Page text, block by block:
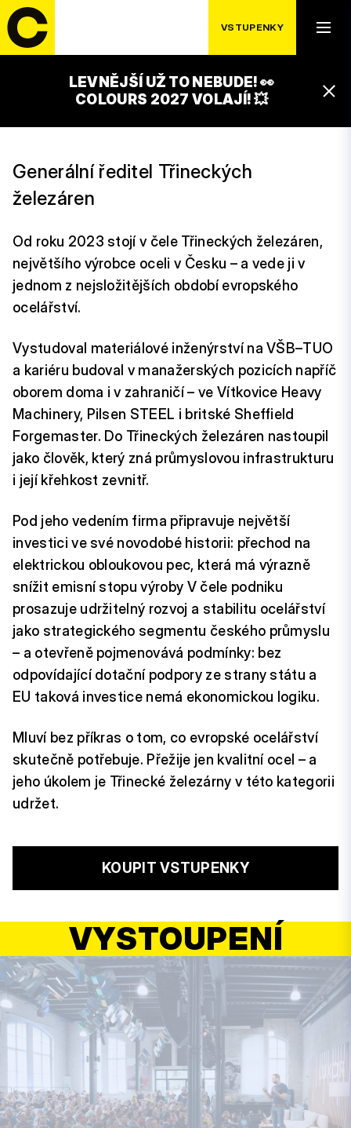
VSTUPENKY
LEVNĚJŠÍ UŽ TO NEBUDE! 👀
COLOURS 2027 VOLAJÍ! 💥
ROMAN HEIDE
Generální ředitel Třineckých
železáren
Od roku 2023 stojí v čele Třineckých železáren,
největšího výrobce oceli v Česku – a vede ji v
jednom z nejsložitějších období evropského
ocelářství.
Vystudoval materiálové inženýrství na VŠB–TUO
a kariéru budoval v manažerských pozicích napříč
oborem doma i v zahraničí – ve Vítkovice Heavy
Machinery, Pilsen STEEL i britské Sheffield
Forgemaster. Do Třineckých železáren nastoupil
jako člověk, který zná průmyslovou infrastrukturu
i její křehkost zevnitř.
Pod jeho vedením firma připravuje největší
investici ve své novodobé historii: přechod na
elektrickou obloukovou pec, která má výrazně
snížit emisní stopu výroby V čele podniku
prosazuje udržitelný rozvoj a stabilitu ocelářství
jako strategického segmentu českého průmyslu
– a otevřeně pojmenovává podmínky: bez
odpovídající dotační podpory ze strany státu a
EU taková investice nemá ekonomickou logiku.
Mluví bez příkras o tom, co evropské ocelářství
skutečně potřebuje. Přežije jen kvalitní ocel – a
jeho úkolem je Třinecké železárny v této kategorii
udržet.
KOUPIT VSTUPENKY
VYSTOUPENÍ